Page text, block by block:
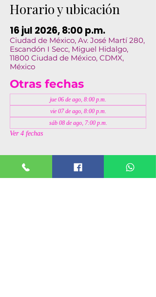
Horario y ubicación
16 jul 2026, 8:00 p.m.
Ciudad de México, Av. José Martí 280,
Escandón I Secc, Miguel Hidalgo,
11800 Ciudad de México, CDMX,
México
Otras fechas
jue 06 de ago, 8:00 p.m.
vie 07 de ago, 8:00 p.m.
sáb 08 de ago, 7:00 p.m.
Ver 4 fechas
Invitados